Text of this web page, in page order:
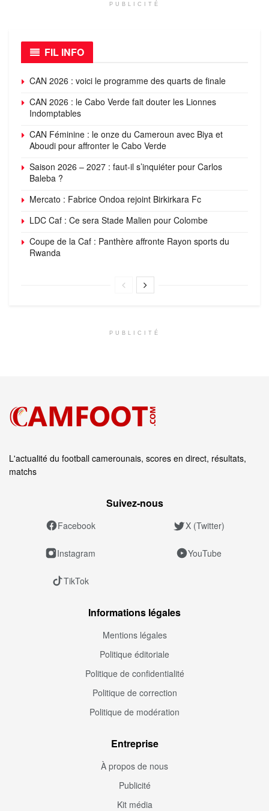
PUBLICITÉ
FIL INFO
CAN 2026 : voici le programme des quarts de finale
CAN 2026 : le Cabo Verde fait douter les Lionnes
Indomptables
CAN Féminine : le onze du Cameroun avec Biya et
Aboudi pour affronter le Cabo Verde
Saison 2026 – 2027 : faut-il s’inquiéter pour Carlos
Baleba ?
Mercato : Fabrice Ondoa rejoint Birkirkara Fc
LDC Caf : Ce sera Stade Malien pour Colombe
Coupe de la Caf : Panthère affronte Rayon sports du
Rwanda
PUBLICITÉ
L'actualité du football camerounais, scores en direct, résultats,
matchs
Suivez‑nous
Facebook X (Twitter)
Instagram YouTube
TikTok
Informations légales
Mentions légales
Politique éditoriale
Politique de confidentialité
Politique de correction
Politique de modération
Entreprise
À propos de nous
Publicité
Kit média